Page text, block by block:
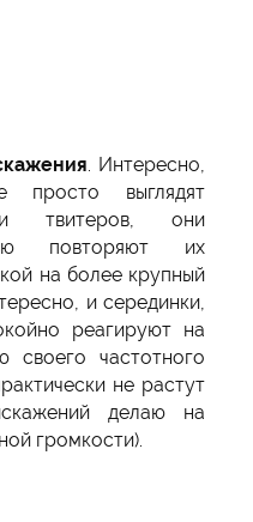
. Интересно,
выглядят
твитеров, они
повторяют их
на более крупный
и серединки,
реагируют на
частотного
не растут
делаю на
громкости).